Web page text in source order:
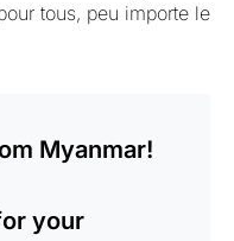
tous, peu importe le
Myanmar!
your